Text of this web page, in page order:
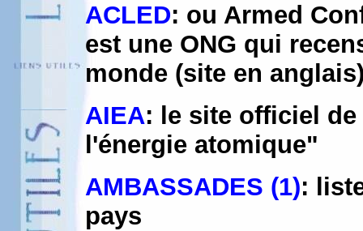
ACLED: ou Armed
est une ONG qui
monde (site en
AIEA: le site officiel
l'énergie atomique"
AMBASSADES (1):
pays